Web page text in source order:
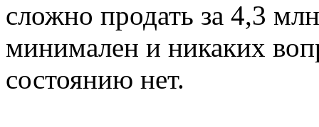
сложно продать за 4,3
минимален и никаких
состоянию нет.